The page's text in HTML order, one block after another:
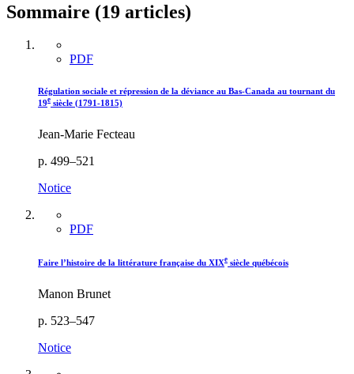
Sommaire (19 articles)
PDF
Régulation sociale et répression de la déviance au Bas-Canada au tournant du
19e siècle (1791-1815)
Jean-Marie Fecteau
p. 499–521
Notice
PDF
Faire l’histoire de la littérature française du XIXe siècle québécois
Manon Brunet
p. 523–547
Notice